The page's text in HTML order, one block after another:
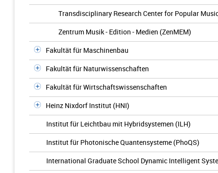
Transdisciplinary Research Center for Popular
Zentrum Musik - Edition - Medien (ZenMEM)
Fakultät für Maschinenbau
Fakultät für Naturwissenschaften
Fakultät für Wirtschaftswissenschaften
Heinz Nixdorf Institut (HNI)
Institut für Leichtbau mit Hybridsystemen (ILH)
Institut für Photonische Quantensysteme (PhoQS)
International Graduate School Dynamic Intelligent